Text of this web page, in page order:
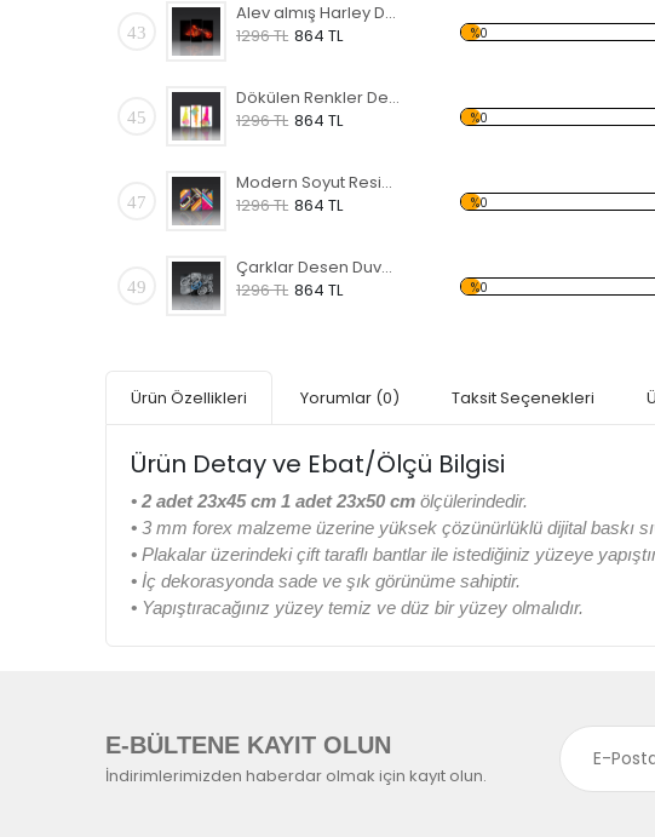
43
Alev almış Harley Davidson Forex Tablo
1296 TL 864 TL %0
45
Dökülen Renkler Desen Duvar Panosu
1296 TL 864 TL %0
47
Modern Soyut Resim 7 Forex Tablo
1296 TL 864 TL %0
49
Çarklar Desen Duvar Panosu
1296 TL 864 TL %0
Ürün Özellikleri Yorumlar (0) Taksit Seçenekleri
Ürün Detay ve Ebat/Ölçü Bilgisi
• 2 adet 23x45 cm 1 adet 23x50 cm ölçülerindedir.
• 3 mm forex malzeme üzerine yüksek çözünürlüklü dijital baskı
• Plakalar üzerindeki çift taraflı bantlar ile istediğiniz yüzeye
• İç dekorasyonda sade ve şık görünüme sahiptir.
• Yapıştıracağınız yüzey temiz ve düz bir yüzey olmalıdır.
E-BÜLTENE KAYIT OLUN
İndirimlerimizden haberdar olmak için kayıt olun.